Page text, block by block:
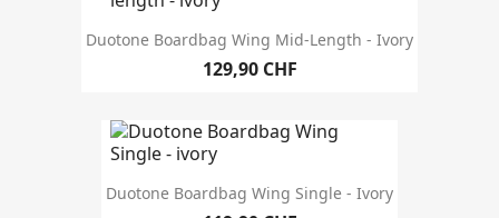
Duotone Boardbag Wing Mid-Length - Ivory
129,90 CHF
Duotone Boardbag Wing Single - Ivory